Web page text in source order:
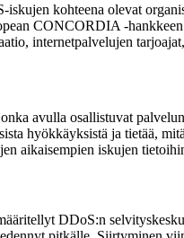
kohteena olevat
CONCORDIA -
internetpalvelujen
avulla osallistuvat
hyökkäyksistä ja tietää,
aikaisempien iskujen
DDoS:n